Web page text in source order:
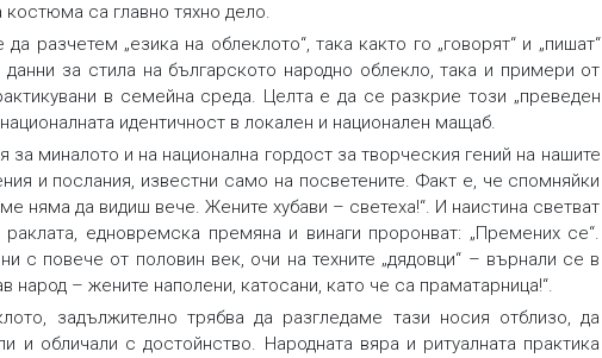
костюма са главно тяхно дело.
разчетем „езика на облеклото“, така както го „говорят“ и „пишат“
за стила на българското народно облекло, така и примери от
в семейна среда. Целта е да се разкрие този „преведен
идентичност в локален и национален мащаб.
миналото и на национална гордост за творческия гений на нашите
и послания, известни само на посветените. Факт е, че спомняйки
няма да видиш вече. Жените хубави – светеха!“. И наистина светват
едновремска премяна и винаги проронват: „Премених се“.
с повече от половин век, очи на техните „дядовци“ – върнали се в
народ – жените наполени, катосани, като че са праматарница!“.
задължително трябва да разгледаме тази носия отблизо, да
и обличали с достойнство. Народната вяра и ритуалната практика